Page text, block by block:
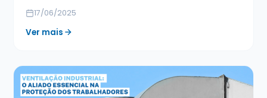
17/06/2025
Ver mais